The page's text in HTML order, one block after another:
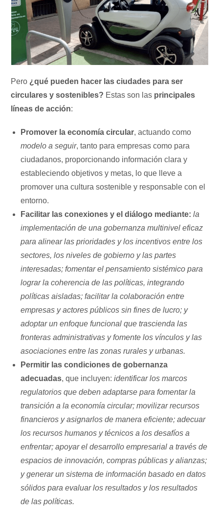
Pero ¿qué pueden hacer las ciudades para ser
circulares y sostenibles? Estas son las principales
líneas de acción:
Promover la economía circular, actuando como
modelo a seguir, tanto para empresas como para
ciudadanos, proporcionando información clara y
estableciendo objetivos y metas, lo que lleve a
promover una cultura sostenible y responsable con el
entorno.
Facilitar las conexiones y el diálogo mediante: la
implementación de una gobernanza multinivel eficaz
para alinear las prioridades y los incentivos entre los
sectores, los niveles de gobierno y las partes
interesadas; fomentar el pensamiento sistémico para
lograr la coherencia de las políticas, integrando
políticas aisladas; facilitar la colaboración entre
empresas y actores públicos sin fines de lucro; y
adoptar un enfoque funcional que trascienda las
fronteras administrativas y fomente los vínculos y las
asociaciones entre las zonas rurales y urbanas.
Permitir las condiciones de gobernanza
adecuadas, que incluyen:identificar los marcos
regulatorios que deben adaptarse para fomentar la
transición a la economía circular; movilizar recursos
financieros y asignarlos de manera eficiente; adecuar
los recursos humanos y técnicos a los desafíos a
enfrentar; apoyar el desarrollo empresarial a través de
espacios de innovación, compras públicas y alianzas;
y generar un sistema de información basado en datos
sólidos para evaluar los resultados y los resultados
de las políticas.